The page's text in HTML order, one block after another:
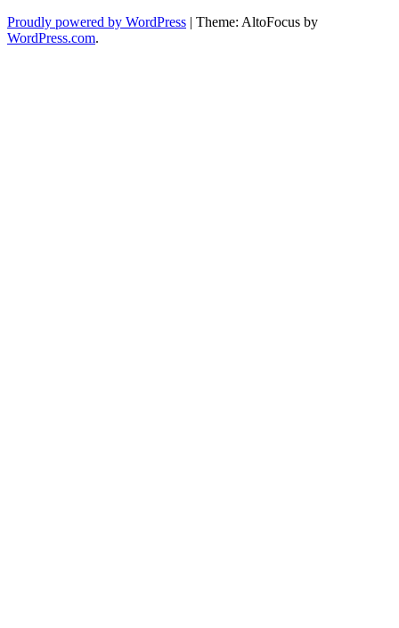
Proudly powered by WordPress | Theme: AltoFocus by
WordPress.com.